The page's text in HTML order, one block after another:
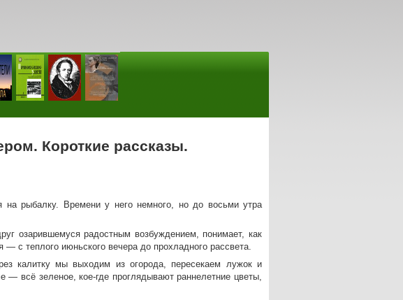
Короткие рассказы.
на рыбалку. Времени у него немного, но до восьми утра
озарившемуся радостным возбуждением, понимает, как
с теплого июньского вечера до прохладного рассвета.
калитку мы выходим из огорода, пересекаем лужок и
всё зеленое, кое-где проглядывают раннелетние цветы,